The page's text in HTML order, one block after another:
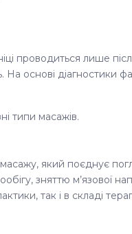
проводиться лише
основі діагностики
типи масажів.
який поєднує
зняттю м’язової
так і в складі